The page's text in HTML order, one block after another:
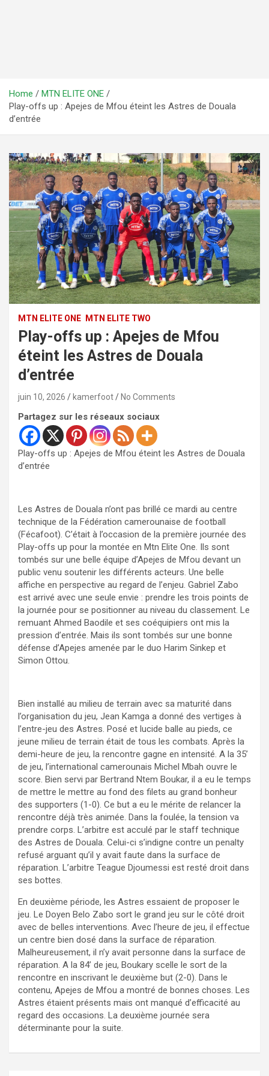
Home
MTN ELITE ONE
Play-offs up : Apejes de Mfou éteint les Astres de Douala
d’entrée
MTN ELITE ONE MTN ELITE TWO
Play-offs up : Apejes de Mfou
éteint les Astres de Douala
d’entrée
juin 10, 2026 kamerfoot No Comments
Partagez sur les réseaux sociaux
Play-offs up : Apejes de Mfou éteint les Astres de Douala
d’entrée
Les Astres de Douala n’ont pas brillé ce mardi au centre
technique de la Fédération camerounaise de football
(Fécafoot). C’était à l’occasion de la première journée des
Play-offs up pour la montée en Mtn Elite One. Ils sont
tombés sur une belle équipe d’Apejes de Mfou devant un
public venu soutenir les différents acteurs. Une belle
affiche en perspective au regard de l’enjeu. Gabriel Zabo
est arrivé avec une seule envie : prendre les trois points de
la journée pour se positionner au niveau du classement. Le
remuant Ahmed Baodile et ses coéquipiers ont mis la
pression d’entrée. Mais ils sont tombés sur une bonne
défense d’Apejes amenée par le duo Harim Sinkep et
Simon Ottou.
Bien installé au milieu de terrain avec sa maturité dans
l’organisation du jeu, Jean Kamga a donné des vertiges à
l’entre-jeu des Astres. Posé et lucide balle au pieds, ce
jeune milieu de terrain était de tous les combats. Après la
demi-heure de jeu, la rencontre gagne en intensité. A la 35’
de jeu, l’international camerounais Michel Mbah ouvre le
score. Bien servi par Bertrand Ntem Boukar, il a eu le temps
de mettre le mettre au fond des filets au grand bonheur
des supporters (1-0). Ce but a eu le mérite de relancer la
rencontre déjà très animée. Dans la foulée, la tension va
prendre corps. L’arbitre est acculé par le staff technique
des Astres de Douala. Celui-ci s’indigne contre un penalty
refusé arguant qu’il y avait faute dans la surface de
réparation. L’arbitre Teague Djoumessi est resté droit dans
ses bottes.
En deuxième période, les Astres essaient de proposer le
jeu. Le Doyen Belo Zabo sort le grand jeu sur le côté droit
avec de belles interventions. Avec l’heure de jeu, il effectue
un centre bien dosé dans la surface de réparation.
Malheureusement, il n’y avait personne dans la surface de
réparation. A la 84’ de jeu, Boukary scelle le sort de la
rencontre en inscrivant le deuxième but (2-0). Dans le
contenu, Apejes de Mfou a montré de bonnes choses. Les
Astres étaient présents mais ont manqué d’efficacité au
regard des occasions. La deuxième journée sera
déterminante pour la suite.